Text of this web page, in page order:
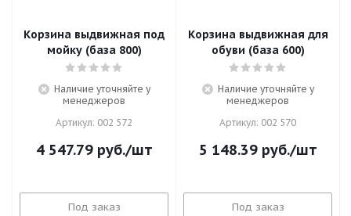
Корзина выдвижная под
мойку (база 800)
Наличие уточняйте у
менеджеров
Артикул: 002 572
4 547.79руб./шт
Под заказ
Корзина выдвижная для
обуви (база 600)
Наличие уточняйте у
менеджеров
Артикул: 002 570
5 148.39руб./шт
Под заказ